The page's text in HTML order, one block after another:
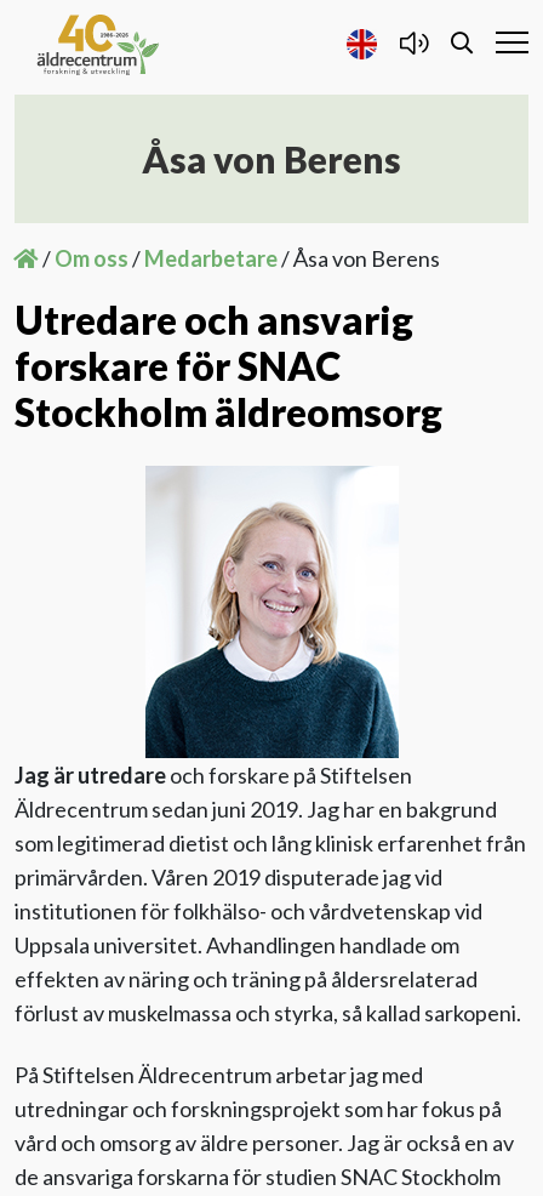
Forskning och Utveckling
Projekt
Publicerat
Nyhetsbrev
Till Äldre i centrum
Åsa von Berens
/Om oss/Medarbetare/Åsa von Berens
Utredare och ansvarig
forskare för SNAC
Stockholm äldreomsorg
Jag är utredareoch forskare på Stiftelsen
Äldrecentrum sedan juni 2019. Jag har en bakgrund
som legitimerad dietist och lång klinisk erfarenhet från
primärvården. Våren 2019 disputerade jag vid
institutionen för folkhälso- och vårdvetenskap vid
Uppsala universitet. Avhandlingen handlade om
effekten av näring och träning på åldersrelaterad
förlust av muskelmassa och styrka, så kallad sarkopeni.
På Stiftelsen Äldrecentrum arbetar jag med
utredningar och forskningsprojekt som har fokus på
vård och omsorg av äldre personer. Jag är också en av
de ansvariga forskarna för studien SNAC Stockholm